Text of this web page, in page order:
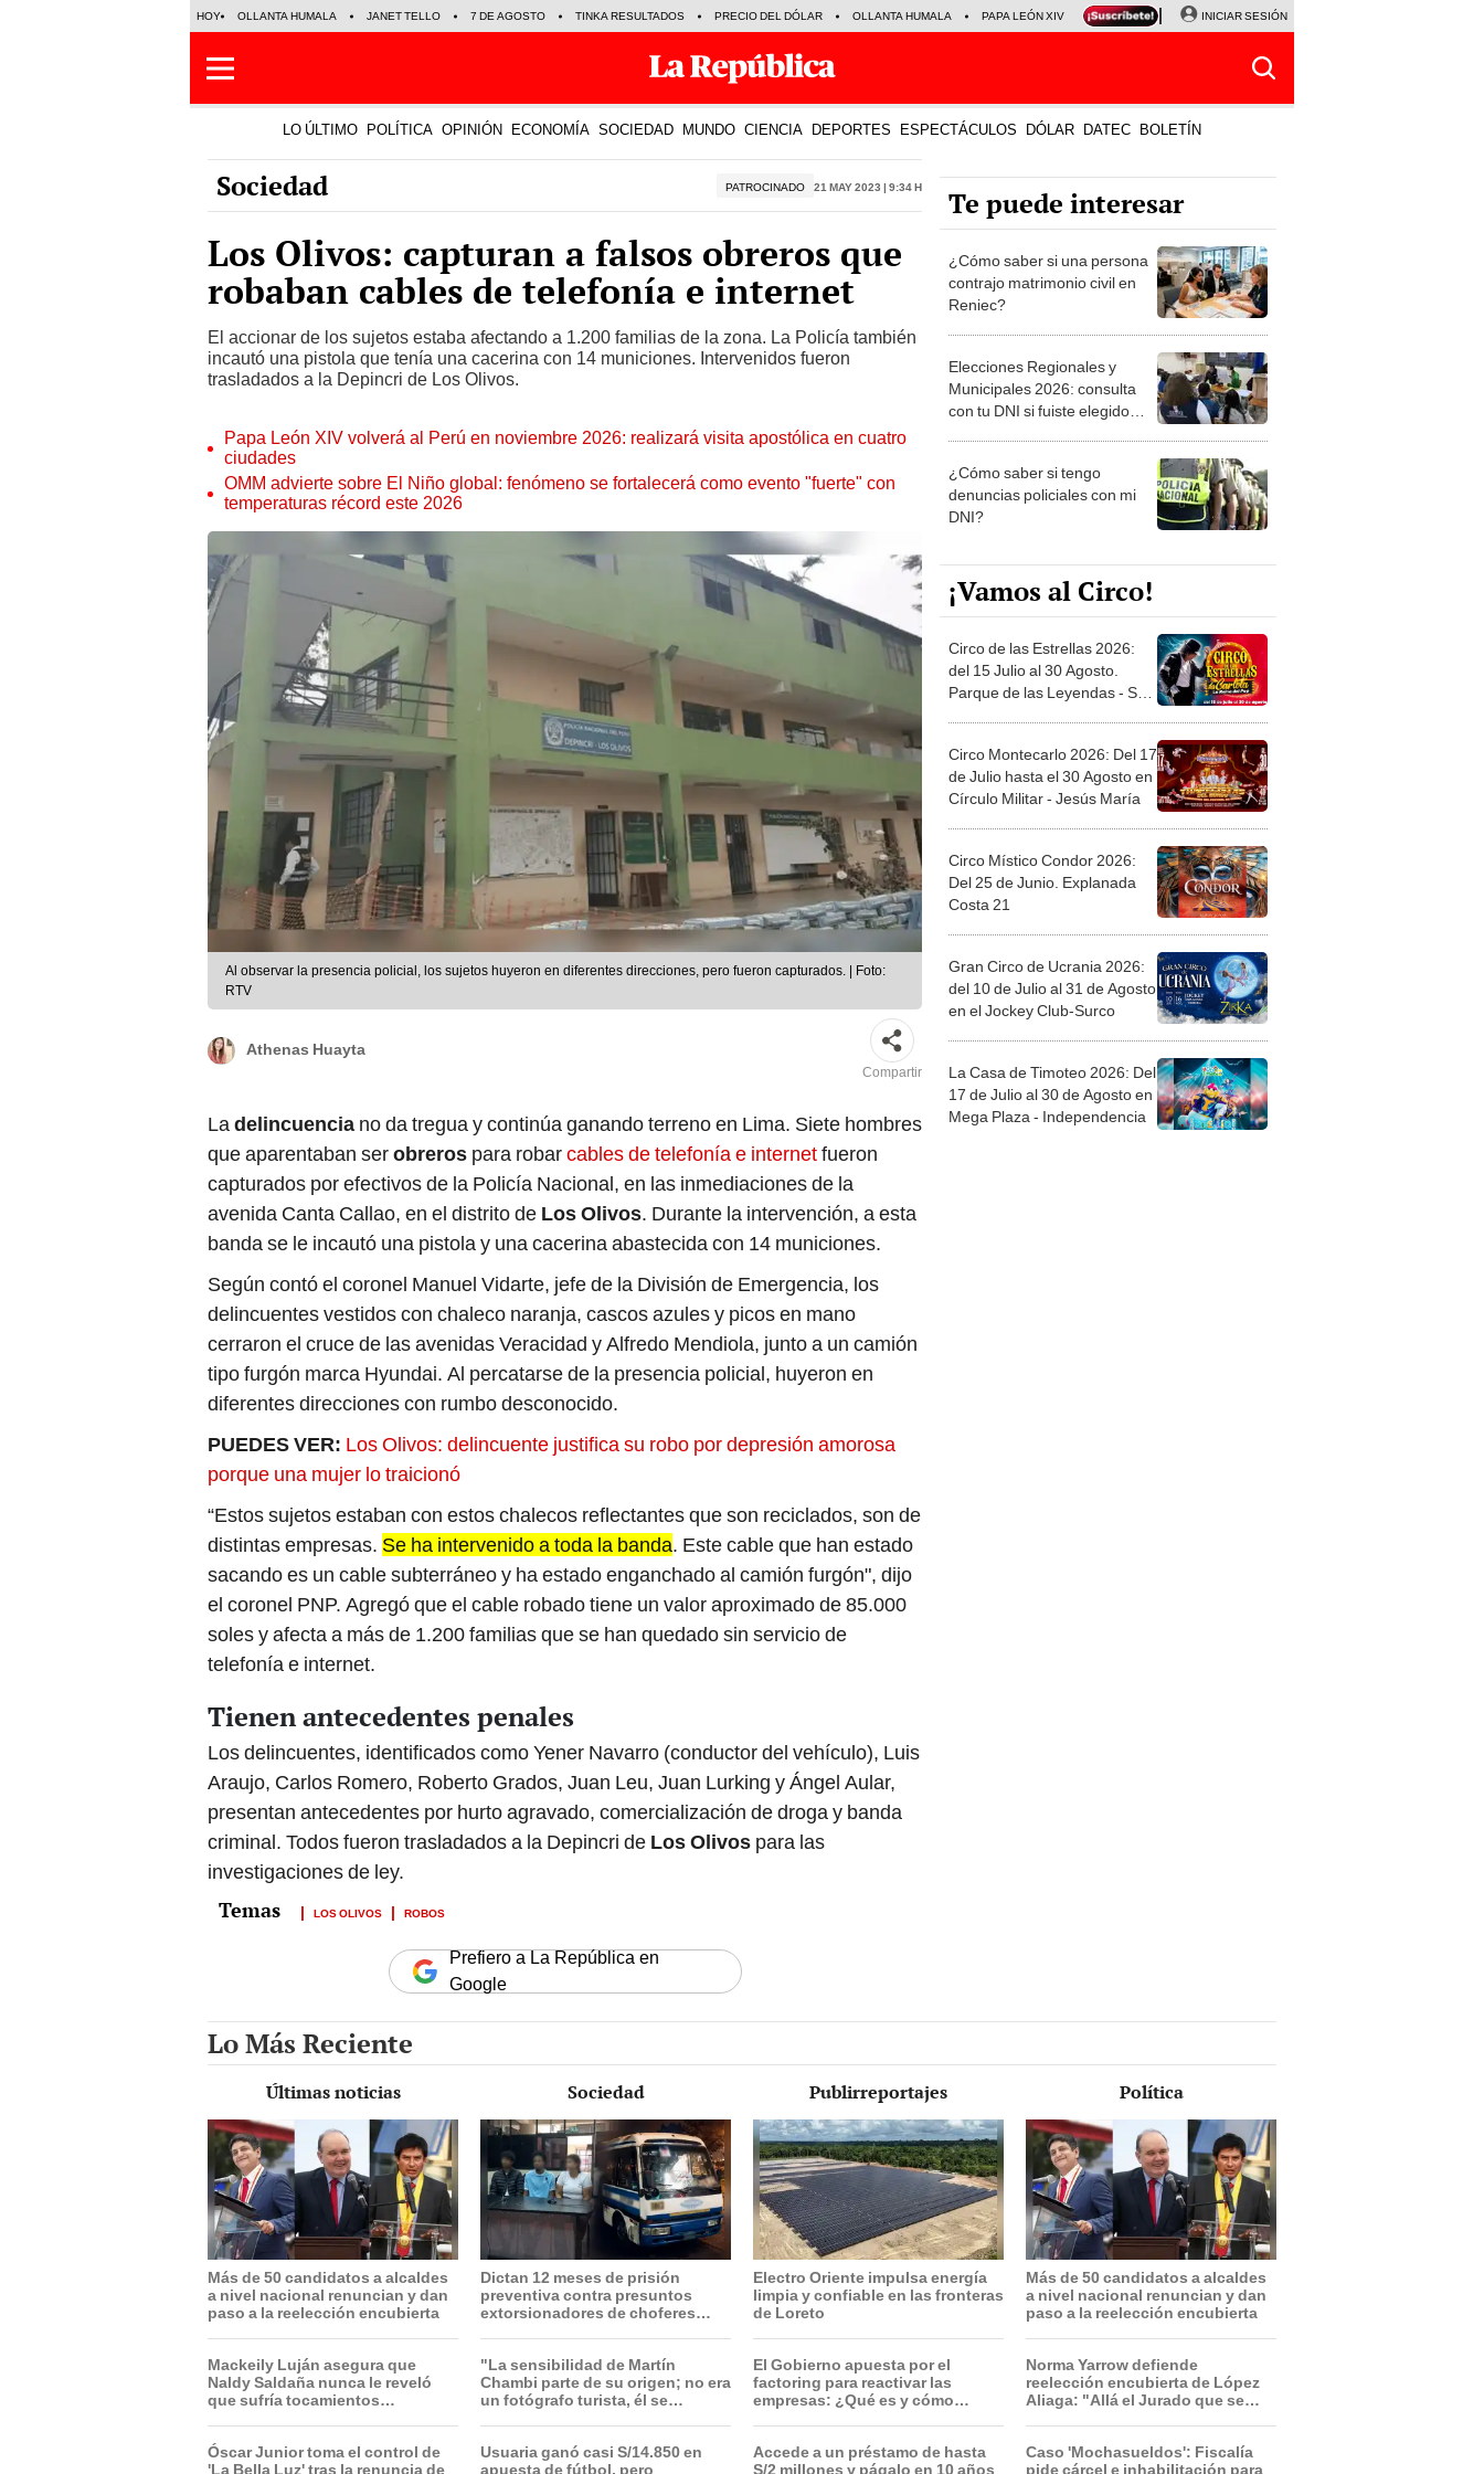
HOY OLLANTA HUMALA JANET TELLO 7 DE AGOSTO TINKA RESULTADOS PRECIO DEL DÓLAR OLLANTA HUMALA PAPA LEÓN XIV NALDY SALDAÑA LA BELLA LUZ
INICIAR SESIÓN
LO ÚLTIMO POLÍTICA OPINIÓN ECONOMÍA SOCIEDAD MUNDO CIENCIA DEPORTES ESPECTÁCULOS DÓLAR DATEC BOLETÍN
Sociedad PATROCINADO 21 May 2023 | 9:34 h
Los Olivos: capturan a falsos obreros que
robaban cables de telefonía e internet
El accionar de los sujetos estaba afectando a 1.200 familias de la zona. La Policía también
incautó una pistola que tenía una cacerina con 14 municiones. Intervenidos fueron
trasladados a la Depincri de Los Olivos.
Papa León XIV volverá al Perú en noviembre 2026: realizará visita apostólica en cuatro
ciudades
OMM advierte sobre El Niño global: fenómeno se fortalecerá como evento "fuerte" con
temperaturas récord este 2026
Al observar la presencia policial, los sujetos huyeron en diferentes direcciones, pero fueron capturados. | Foto:
RTV
Athenas Huayta
Compartir
Ladelincuencia no da tregua y continúa ganando terreno en Lima. Siete hombres
que aparentaban serobreros para robarcables de telefonía e internetfueron
capturados por efectivos de la Policía Nacional, en las inmediaciones de la
avenida Canta Callao, en el distrito de Los Olivos. Durante la intervención, a esta
banda se le incautó una pistola y una cacerina abastecida con 14 municiones.
Según contó el coronel Manuel Vidarte, jefe de la División de Emergencia, los
delincuentes vestidos con chaleco naranja, cascos azules y picos en mano
cerraron el cruce de las avenidas Veracidad y Alfredo Mendiola, junto a un camión
tipo furgón marca Hyundai. Al percatarse de la presencia policial, huyeron en
diferentes direcciones con rumbo desconocido.
PUEDES VER: Los Olivos: delincuente justifica su robo por depresión amorosa
porque una mujer lo traicionó
“Estos sujetos estaban con estos chalecos reflectantes que son reciclados, son de
distintas empresas. Se ha intervenido a toda la banda. Este cable que han estado
sacando es un cable subterráneo y ha estado enganchado al camión furgón", dijo
el coronel PNP. Agregó que el cable robado tiene un valor aproximado de 85.000
soles y afecta a más de 1.200 familias que se han quedado sin servicio de
telefonía e internet.
Tienen antecedentes penales
Los delincuentes, identificados como Yener Navarro (conductor del vehículo), Luis
Araujo, Carlos Romero, Roberto Grados, Juan Leu, Juan Lurking y Ángel Aular,
presentan antecedentes por hurto agravado, comercialización de droga y banda
criminal. Todos fueron trasladados a la Depincri de Los Olivos para las
investigaciones de ley.
LOS OLIVOS ROBOS
Prefiero a La República en
Google
Te puede interesar
¿Cómo saber si una persona
contrajo matrimonio civil en
Reniec?
Elecciones Regionales y
Municipales 2026: consulta
con tu DNI si fuiste elegido
la ONPE
¿Cómo saber si tengo
denuncias policiales con mi
DNI?
¡Vamos al Circo!
Circo de las Estrellas 2026:
del 15 Julio al 30 Agosto.
Parque de las Leyendas - San
Circo Montecarlo 2026: Del 17
de Julio hasta el 30 Agosto en
Círculo Militar - Jesús María
Circo Místico Condor 2026:
Del 25 de Junio. Explanada
Costa 21
Gran Circo de Ucrania 2026:
del 10 de Julio al 31 de Agosto
en el Jockey Club-Surco
La Casa de Timoteo 2026: Del
17 de Julio al 30 de Agosto en
Mega Plaza - Independencia
Lo Más Reciente
Últimas noticias
Más de 50 candidatos a alcaldes
a nivel nacional renuncian y dan
paso a la reelección encubierta
Mackeily Luján asegura que
Naldy Saldaña nunca le reveló
que sufría tocamientos
Óscar Junior toma el control de
'La Bella Luz' tras la renuncia de
Sociedad
Dictan 12 meses de prisión
preventiva contra presuntos
extorsionadores de choferes
"La sensibilidad de Martín
Chambi parte de su origen; no era
un fotógrafo turista, él se
Usuaria ganó casi S/14.850 en
apuesta de fútbol, pero
Publirreportajes
Electro Oriente impulsa energía
limpia y confiable en las fronteras
de Loreto
El Gobierno apuesta por el
factoring para reactivar las
empresas: ¿Qué es y cómo
Accede a un préstamo de hasta
S/2 millones y págalo en 10 años
Política
Más de 50 candidatos a alcaldes
a nivel nacional renuncian y dan
paso a la reelección encubierta
Norma Yarrow defiende
reelección encubierta de López
Aliaga: "Allá el Jurado que se
Caso 'Mochasueldos': Fiscalía
pide cárcel e inhabilitación para